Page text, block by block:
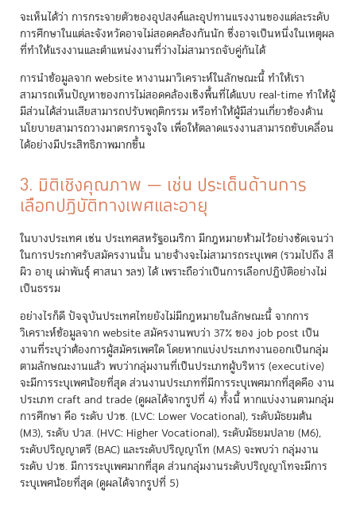
จะเห็นได้ว่า การกระจายตัวของอุปสงค์และอุปทานแรงงานของแต่ละระดับ
การศึกษาในแต่ละจังหวัดอาจไม่สอดคล้องกันนัก ซึ่งอาจเป็นหนึ่งในเหตุผล
ที่ทำให้แรงงานและตำแหน่งงานที่ว่างไม่สามารถจับคู่กันได้
การนำข้อมูลจาก website หางานมาวิเคราะห์ในลักษณะนี้ ทำให้เรา
สามารถเห็นปัญหาของการไม่สอดคล้องเชิงพื้นที่ได้แบบ real-time ทำให้ผู้
มีส่วนได้ส่วนเสียสามารถปรับพฤติกรรม หรือทำให้ผู้มีส่วนเกี่ยวข้องด้าน
นโยบายสามารถวางมาตรการจูงใจ เพื่อให้ตลาดแรงงานสามารถขับเคลื่อน
ได้อย่างมีประสิทธิภาพมากขึ้น
3. มิติเชิงคุณภาพ — เช่น ประเด็นด้านการ
เลือกปฏิบัติทางเพศและอายุ
ในบางประเทศ เช่น ประเทศสหรัฐอเมริกา มีกฎหมายห้ามไว้อย่างชัดเจนว่า
ในการประกาศรับสมัครงานนั้น นายจ้างจะไม่สามารถระบุเพศ (รวมไปถึง สี
ผิว อายุ เผ่าพันธุ์ ศาสนา ฯลฯ) ได้ เพราะถือว่าเป็นการเลือกปฏิบัติอย่างไม่
เป็นธรรม
อย่างไรก็ดี ปัจจุบันประเทศไทยยังไม่มีกฎหมายในลักษณะนี้ จากการ
วิเคราะห์ข้อมูลจาก website สมัครงานพบว่า 37% ของ job post เป็น
งานที่ระบุว่าต้องการผู้สมัครเพศใด โดยหากแบ่งประเภทงานออกเป็นกลุ่ม
ตามลักษณะงานแล้ว พบว่ากลุ่มงานที่เป็นประเภทผู้บริหาร (executive)
จะมีการระบุเพศน้อยที่สุด ส่วนงานประเภทที่มีการระบุเพศมากที่สุดคือ งาน
ประเภท craft and trade (ดูผลได้จากรูปที่ 4) ทั้งนี้ หากแบ่งงานตามกลุ่ม
การศึกษา คือ ระดับ ปวช. (LVC: Lower Vocational), ระดับมัธยมต้น
(M3), ระดับ ปวส. (HVC: Higher Vocational), ระดับมัธยมปลาย (M6),
ระดับปริญญาตรี (BAC) และระดับปริญญาโท (MAS) จะพบว่า กลุ่มงาน
ระดับ ปวช. มีการระบุเพศมากที่สุด ส่วนกลุ่มงานระดับปริญญาโทจะมีการ
ระบุเพศน้อยที่สุด (ดูผลได้จากรูปที่ 5)